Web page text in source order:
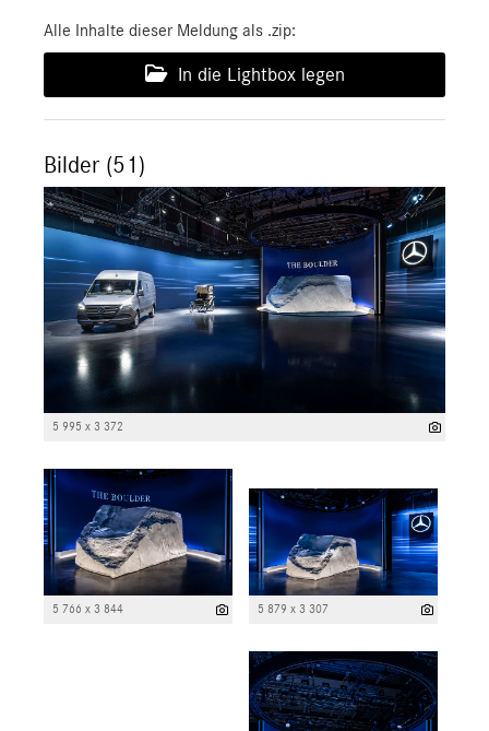
Alle Inhalte dieser Meldung als .zip:
In die Lightbox legen
Bilder (51)
5 995 x 3 372
5 766 x 3 844 5 879 x 3 307